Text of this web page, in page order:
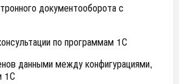
документооборота с
по программам 1С
данными между конфигурациями,
1С